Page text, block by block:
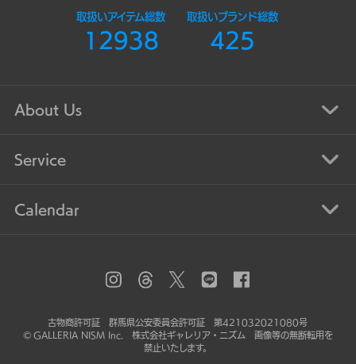
取扱いアイテム総数
12938
取扱いブランド総数
425
About Us
Service
Calendar
古物商許可証 群馬県公安委員会許可証 第421032021080号
© GALLERIA NISM Inc. 株式会社ギャレリア・ニズム 画像等の無断転用を
禁止いたします。